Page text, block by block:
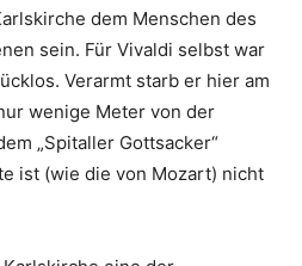
dem Menschen des
sein. Für Vivaldi selbst war
Verarmt starb er hier am
wenige Meter von der
„Spitaller Gottsacker“
ist (wie die von Mozart) nicht